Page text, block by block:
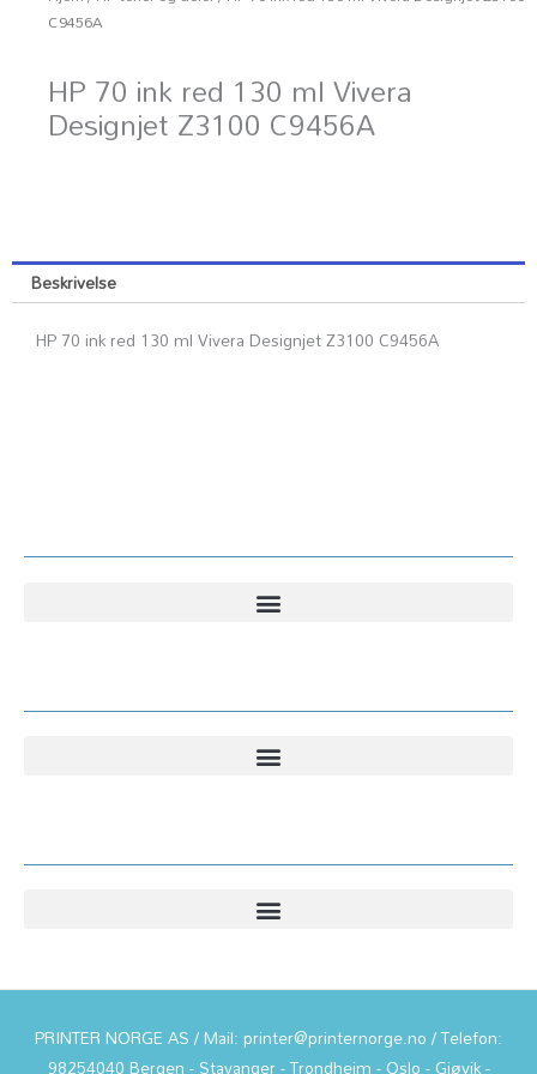
C9456A
HP 70 ink red 130 ml Vivera
Designjet Z3100 C9456A
Beskrivelse
HP 70 ink red 130 ml Vivera Designjet Z3100 C9456A
PRINTER NORGE AS / Mail: printer@printernorge.no / Telefon: